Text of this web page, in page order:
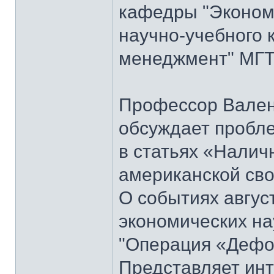
кафедры
научно-
менеджмент"
Профессор
обсуждает
в статьях
американской
О событиях
экономических
"Операция
Представляет